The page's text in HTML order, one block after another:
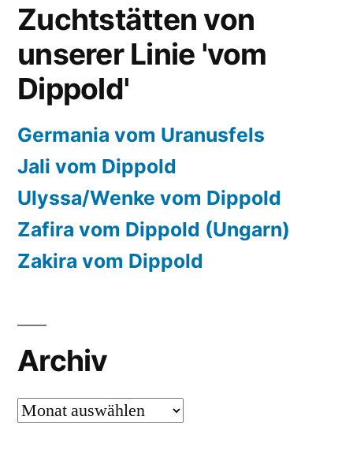
Zuchtstätten von
unserer Linie 'vom
Dippold'
Germania vom Uranusfels
Jali vom Dippold
Ulyssa/Wenke vom Dippold
Zafira vom Dippold (Ungarn)
Zakira vom Dippold
Archiv
Archiv